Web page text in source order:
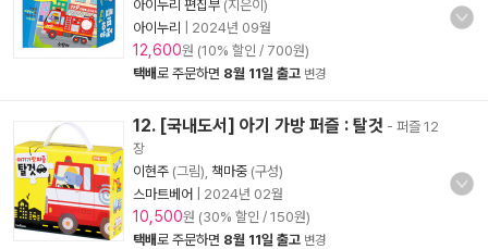
아이누리 편집부 (지은이)
아이누리
2024년 09월
12,600원 (10% 할인 / 700원)
택배로 주문하면 8월 11일 출고 변경
12. [국내도서] 아기 가방 퍼즐 : 탈것 - 퍼즐 12
장
이현주 (그림), 책마중 (구성)
스마트베어
2024년 02월
10,500원 (30% 할인 / 150원)
택배로 주문하면 8월 11일 출고 변경